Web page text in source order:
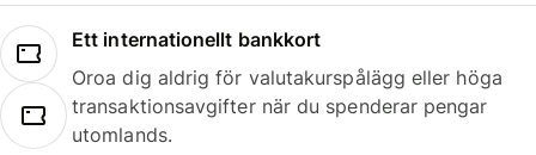
Ett internationellt bankkort
Oroa dig aldrig för valutakurspålägg eller höga
transaktionsavgifter när du spenderar pengar
utomlands.